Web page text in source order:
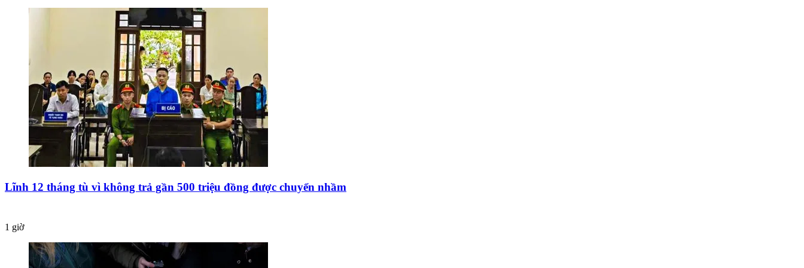
Lĩnh 12 tháng tù vì không trả gần 500 triệu đồng được chuyển nhầm
1 giờ